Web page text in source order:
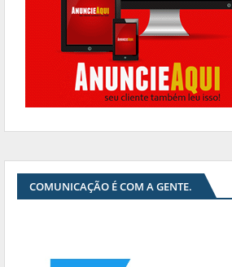
COMUNICAÇÃO É COM A GENTE.